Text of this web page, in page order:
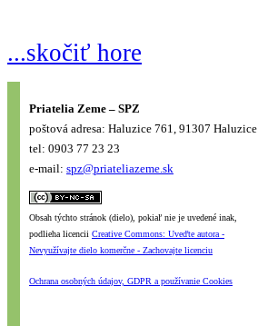
...skočiť hore
Priatelia Zeme – SPZ
poštová adresa: Haluzice 761, 91307 Haluzice
tel: 0903 77 23 23
e-mail: spz@priateliazeme.sk
Obsah týchto stránok (dielo), pokiaľ nie je uvedené inak,
podlieha licencii Creative Commons: Uveďte autora -
Nevyužívajte dielo komerčne - Zachovajte licenciu
Ochrana osobných údajov, GDPR a používanie Cookies